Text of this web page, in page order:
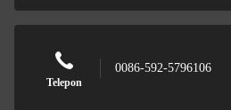
Telepon
0086-592-5796106